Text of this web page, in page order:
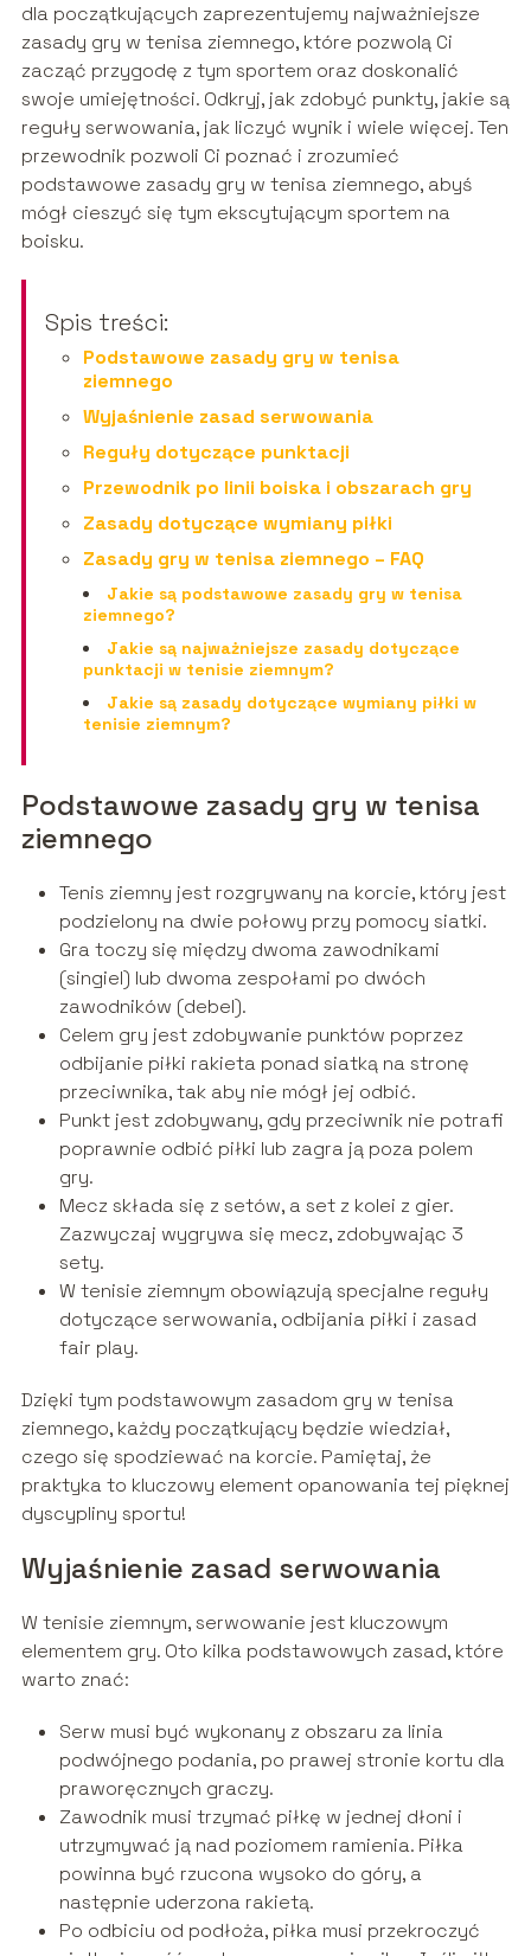
dla początkujących zaprezentujemy najważniejsze
zasady gry w tenisa ziemnego, które pozwolą Ci
zacząć przygodę z tym sportem oraz doskonalić
swoje umiejętności. Odkryj, jak zdobyć punkty, jakie są
reguły serwowania, jak liczyć wynik i wiele więcej. Ten
przewodnik pozwoli Ci poznać i zrozumieć
podstawowe zasady gry w tenisa ziemnego, abyś
mógł cieszyć się tym ekscytującym sportem na
boisku.
Spis treści:
Podstawowe zasady gry w tenisa
ziemnego
Wyjaśnienie zasad serwowania
Reguły dotyczące punktacji
Przewodnik po linii boiska i obszarach gry
Zasady dotyczące wymiany piłki
Zasady gry w tenisa ziemnego – FAQ
Jakie są podstawowe zasady gry w tenisa
ziemnego?
Jakie są najważniejsze zasady dotyczące
punktacji w tenisie ziemnym?
Jakie są zasady dotyczące wymiany piłki w
tenisie ziemnym?
Podstawowe zasady gry w tenisa
ziemnego
Tenis ziemny jest rozgrywany na korcie, który jest
podzielony na dwie połowy przy pomocy siatki.
Gra toczy się między dwoma zawodnikami
(singiel) lub dwoma zespołami po dwóch
zawodników (debel).
Celem gry jest zdobywanie punktów poprzez
odbijanie piłki rakieta ponad siatką na stronę
przeciwnika, tak aby nie mógł jej odbić.
Punkt jest zdobywany, gdy przeciwnik nie potrafi
poprawnie odbić piłki lub zagra ją poza polem
gry.
Mecz składa się z setów, a set z kolei z gier.
Zazwyczaj wygrywa się mecz, zdobywając 3
sety.
W tenisie ziemnym obowiązują specjalne reguły
dotyczące serwowania, odbijania piłki i zasad
fair play.
Dzięki tym podstawowym zasadom gry w tenisa
ziemnego, każdy początkujący będzie wiedział,
czego się spodziewać na korcie. Pamiętaj, że
praktyka to kluczowy element opanowania tej pięknej
dyscypliny sportu!
Wyjaśnienie zasad serwowania
W tenisie ziemnym, serwowanie jest kluczowym
elementem gry. Oto kilka podstawowych zasad, które
warto znać:
Serw musi być wykonany z obszaru za linia
podwójnego podania, po prawej stronie kortu dla
praworęcznych graczy.
Zawodnik musi trzymać piłkę w jednej dłoni i
utrzymywać ją nad poziomem ramienia. Piłka
powinna być rzucona wysoko do góry, a
następnie uderzona rakietą.
Po odbiciu od podłoża, piłka musi przekroczyć